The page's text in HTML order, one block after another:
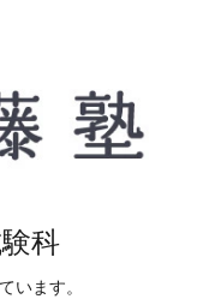
科
います。